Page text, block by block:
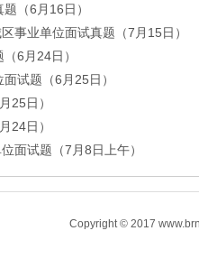
（6月16日）
事业单位面试真题（7月15日）
6月24日）
试题（6月25日）
25日）
24日）
面试题（7月8日上午）
Copyright © 2017